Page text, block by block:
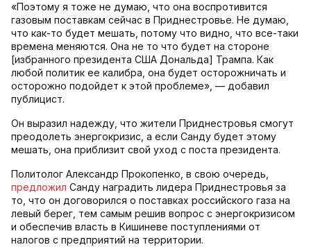
«Поэтому я тоже не думаю, что она воспротивится
газовым поставкам сейчас в Приднестровье. Не думаю,
что как-то будет мешать, потому что видно, что все-таки
времена меняются. Она не то что будет на стороне
[избранного президента США Дональда] Трампа. Как
любой политик ее калибра, она будет осторожничать и
осторожно подойдет к этой проблеме», — добавил
публицист.
Он выразил надежду, что жители Приднестровья смогут
преодолеть энергокризис, а если Санду будет этому
мешать, она приблизит свой уход с поста президента.
Политолог Александр Прокопенко, в свою очередь,
предложил Санду наградить лидера Приднестровья за
то, что он договорился о поставках российского газа на
левый берег, тем самым решив вопрос с энергокризисом
и обеспечив власть в Кишиневе поступлениями от
налогов с предприятий на территории.